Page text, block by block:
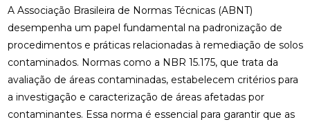
A Associação Brasileira de Normas Técnicas (ABNT)
desempenha um papel fundamental na padronização de
procedimentos e práticas relacionadas à remediação de solos
contaminados. Normas como a NBR 15.175, que trata da
avaliação de áreas contaminadas, estabelecem critérios para
a investigação e caracterização de áreas afetadas por
contaminantes. Essa norma é essencial para garantir que as